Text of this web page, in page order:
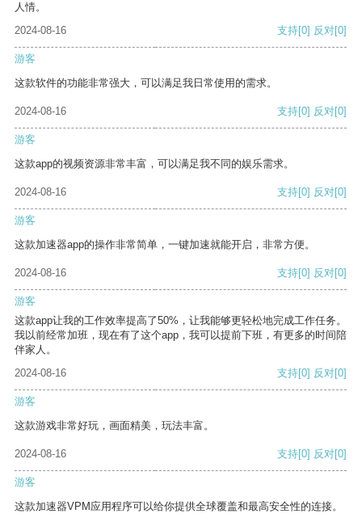
人情。
2024-08-16
支持[0] 反对[0]
游客
这款软件的功能非常强大，可以满足我日常使用的需求。
2024-08-16 支持[0] 反对[0]
游客
这款app的视频资源非常丰富，可以满足我不同的娱乐需求。
2024-08-16 支持[0] 反对[0]
游客
这款加速器app的操作非常简单，一键加速就能开启，非常方便。
2024-08-16 支持[0] 反对[0]
游客
这款app让我的工作效率提高了50%，让我能够更轻松地完成工作任务。
我以前经常加班，现在有了这个app，我可以提前下班，有更多的时间陪
伴家人。
2024-08-16
支持[0] 反对[0]
游客
这款游戏非常好玩，画面精美，玩法丰富。
2024-08-16 支持[0] 反对[0]
游客
这款加速器VPM应用程序可以给你提供全球覆盖和最高安全性的连接。